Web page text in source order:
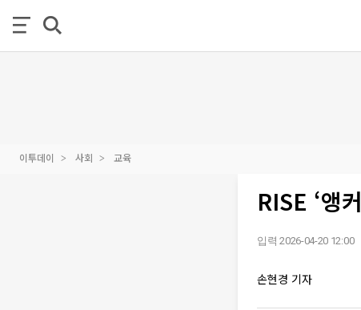
이투데이 사회 교육
RISE ‘앵
입력 2026-04-20 12:00
손현경 기자